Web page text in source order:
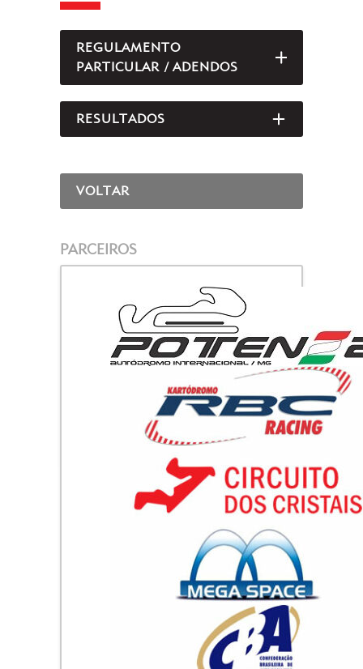
REGULAMENTO
PARTICULAR / ADENDOS
RESULTADOS
VOLTAR
PARCEIROS